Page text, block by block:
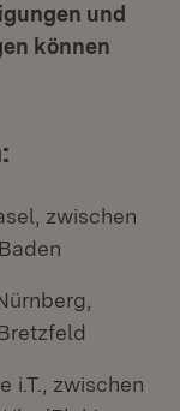
und
können
zwischen
i.T., zwischen